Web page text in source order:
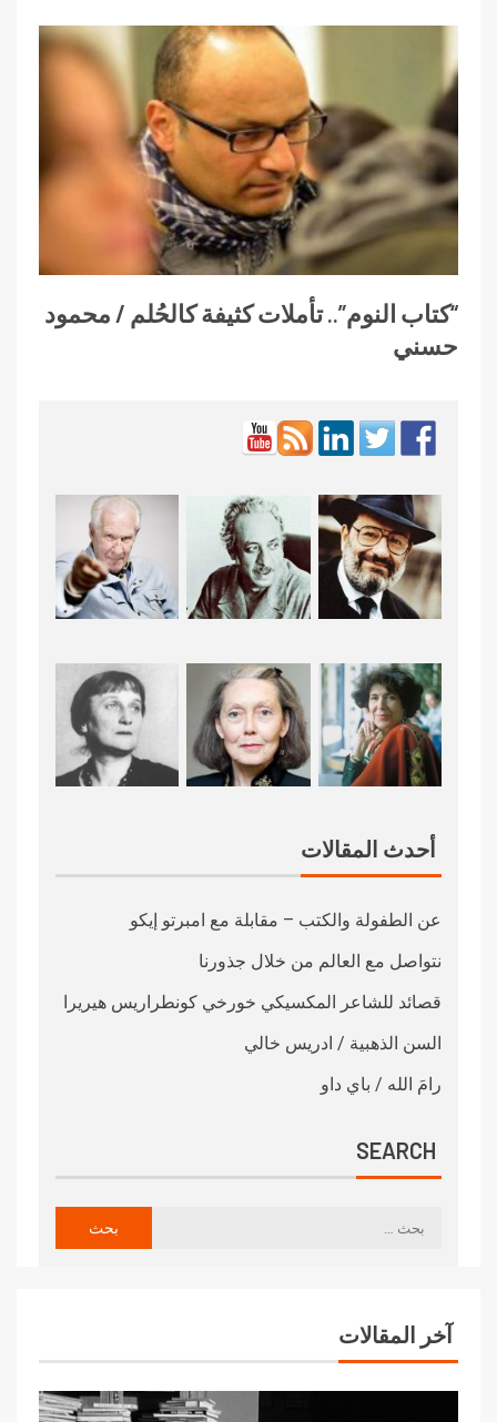
“كتاب النوم”.. تأملات كثيفة كالحُلم / محمود
حسني
أحدث المقالات
عن الطفولة والكتب – مقابلة مع امبرتو إيكو
نتواصل مع العالم من خلال جذورنا
قصائد للشاعر المكسيكي خورخي كونطراريس هيريرا
السن الذهبية / ادريس خالي
رامَ الله / باي داو
SEARCH
آخر المقالات